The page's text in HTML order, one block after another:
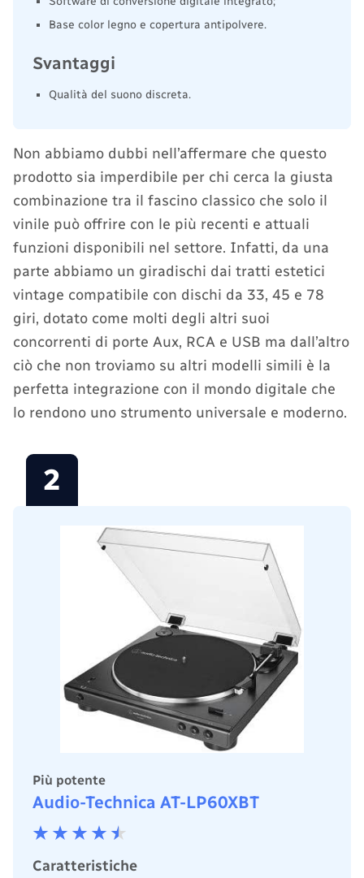
Base color legno e copertura antipolvere.
Svantaggi
Qualità del suono discreta.
Non abbiamo dubbi nell’affermare che questo
prodotto sia imperdibile per chi cerca la giusta
combinazione tra il fascino classico che solo il
vinile può offrire con le più recenti e attuali
funzioni disponibili nel settore. Infatti, da una
parte abbiamo un giradischi dai tratti estetici
vintage compatibile con dischi da 33, 45 e 78
giri, dotato come molti degli altri suoi
concorrenti di porte Aux, RCA e USB ma dall’altro
ciò che non troviamo su altri modelli simili è la
perfetta integrazione con il mondo digitale che
lo rendono uno strumento universale e moderno.
2
Più potente
Audio-Technica AT-LP60XBT
Caratteristiche